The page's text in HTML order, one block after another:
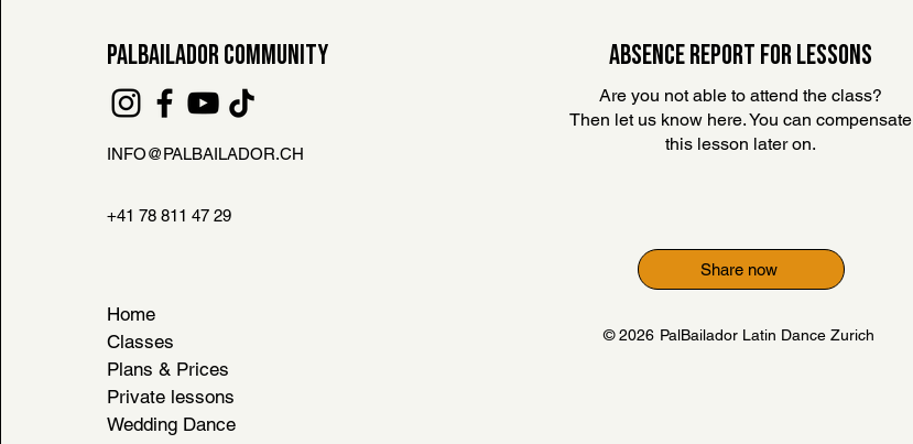
HOUSE RULES
PALBAILADOR COMMUNITY
INFO@PALBAILADOR.CH
+41 78 811 47 29
Home
Classes
Plans & Prices
Private lessons
Wedding Dance
ABSENCE REPORT FOR LESSONS
Are you not able to attend the class?
Then let us know here. You can compensate
this lesson later on.
Share now
© 2026 PalBailador Latin Dance Zurich